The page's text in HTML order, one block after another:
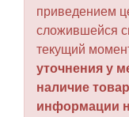
приведением
сложившейся
текущий
уточнения у
наличие
информации